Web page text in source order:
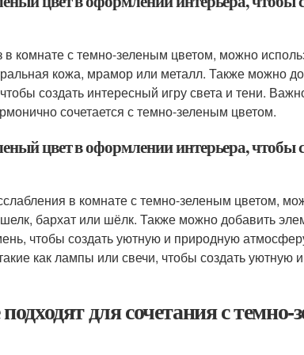
комнате с темно-зеленым цветом, можно
кожа, мрамор или металл. Также можно
создать интересный игру света и тени.
сочетается с темно-зеленым цветом.
цвет в оформлении интерьера, чтобы
в комнате с темно-зеленым цветом,
бархат или шёлк. Также можно добавить
чтобы создать уютную и природную
как лампы или свечи, чтобы создать уютную
для сочетания с